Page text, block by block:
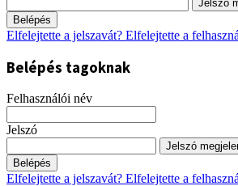
Jelszó
Belépés
Elfelejtette a jelszavát? Elfelejtette a
Belépés tagoknak
Felhasználói név
Jelszó
Jelszó
Belépés
Elfelejtette a jelszavát? Elfelejtette a